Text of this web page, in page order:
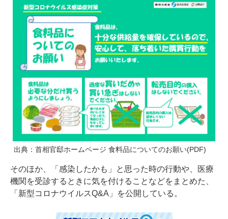
出典： 首相官邸ホームページ 食料品についてのお願い(PDF)
そのほか、「感染したかも」と思った時の行動や、医療
機関を受診するときに気を付けることなどをまとめた、
「新型コロナウイルスQ&A」を公開している。